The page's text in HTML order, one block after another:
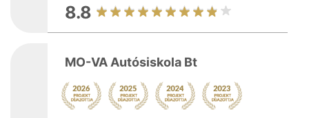
8.8
MO-VA Autósiskola Bt